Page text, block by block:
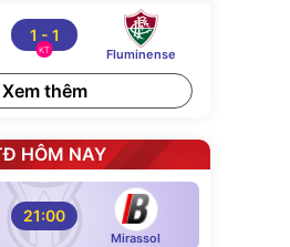
1 - 1
KT Fluminense
Xem thêm
HÔM NAY
21:00
Mirassol